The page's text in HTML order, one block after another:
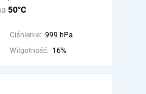
50°C
Ciśnienie: 999 hPa
Wilgotność: 16%